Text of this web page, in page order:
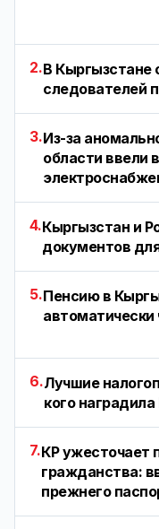
2.В Кыргызстане
следователей
3.Из-за
области ввели
4.Кыргызстан и
документов
5.Пенсию в
6.Лучшие
кого
7.КР ужесточает
гражданства:
прежнего